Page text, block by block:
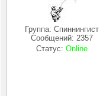
Группа: Спиннингист
Сообщений: 2357
Статус: Online